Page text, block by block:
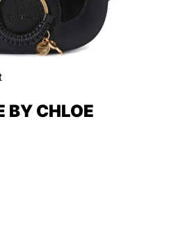
BY CHLOE